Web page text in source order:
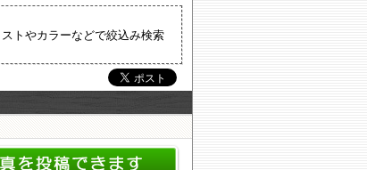
トやカラーなどで絞込み検索